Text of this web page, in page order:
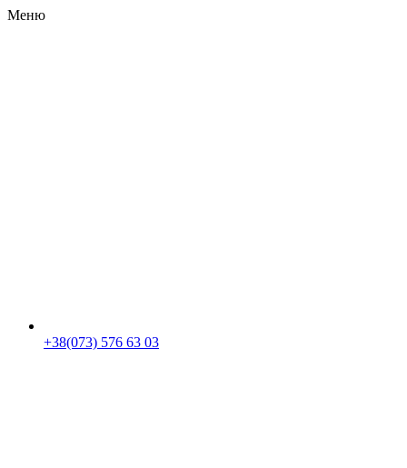
Меню
+38(073) 576 63 03